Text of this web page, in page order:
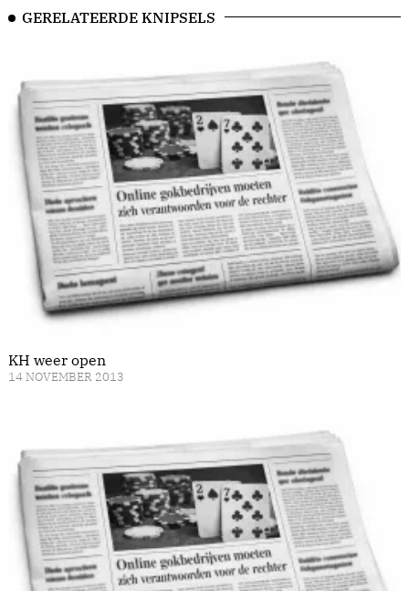
GERELATEERDE KNIPSELS
KH weer open
14 NOVEMBER 2013